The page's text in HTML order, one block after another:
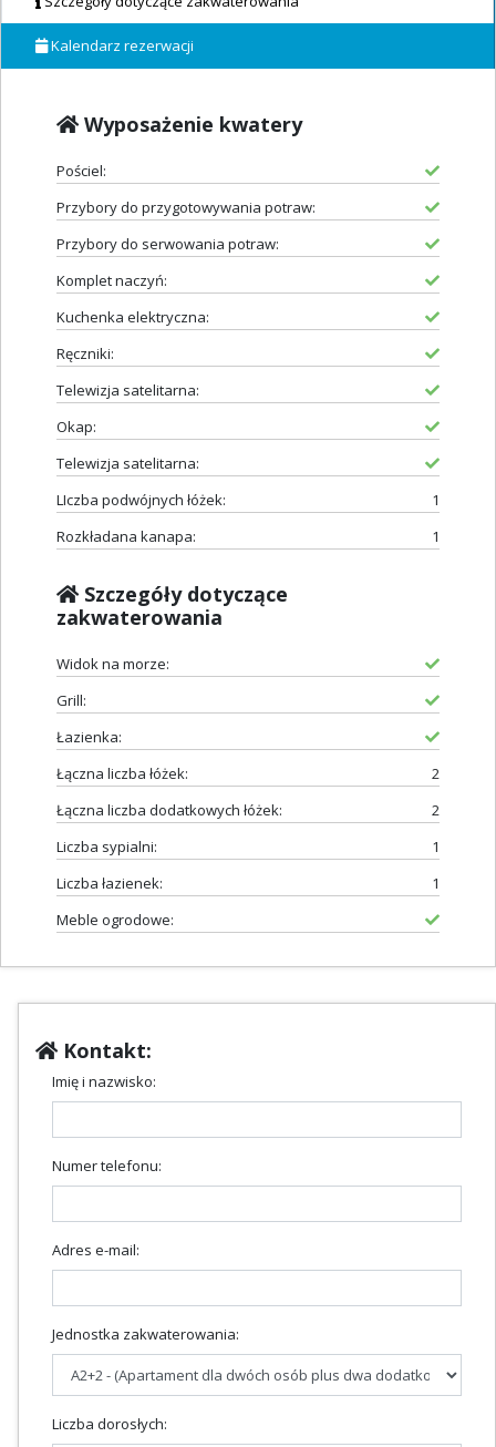
Kalendarz rezerwacji
Wyposażenie kwatery
Pościel:
Przybory do przygotowywania potraw:
Przybory do serwowania potraw:
Komplet naczyń:
Kuchenka elektryczna:
Ręczniki:
Telewizja satelitarna:
Okap:
Telewizja satelitarna:
LIczba podwójnych łóżek:
1
Rozkładana kanapa:
1
Szczegóły dotyczące
zakwaterowania
Widok na morze:
Grill:
Łazienka:
Łączna liczba łóżek:
2
Łączna liczba dodatkowych łóżek:
2
Liczba sypialni:
1
Liczba łazienek:
1
Meble ogrodowe:
Kontakt:
Imię i nazwisko:
Numer telefonu:
Adres e-mail:
Jednostka zakwaterowania:
Liczba dorosłych: